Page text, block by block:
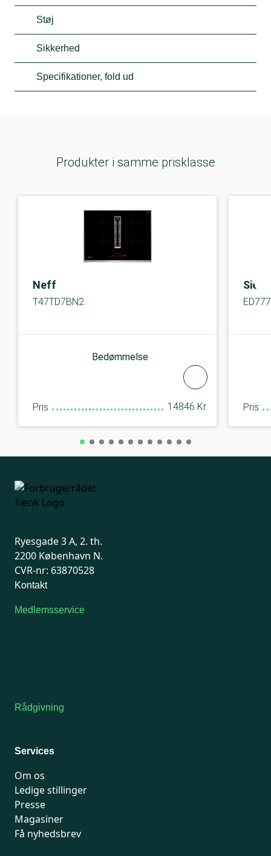
Støj
Sikkerhed
Specifikationer, fold ud
Produkter i samme prisklasse
Neff
T47TD7BN2
Bedømmelse
Pris 14846 Kr. Pris
Ryesgade 3 A, 2. th.
2200 København N.
CVR-nr: 63870528
Kontakt
Medlemsservice
Rådgivning
Services
Om os
Ledige stillinger
Presse
Magasiner
Få nyhedsbrev